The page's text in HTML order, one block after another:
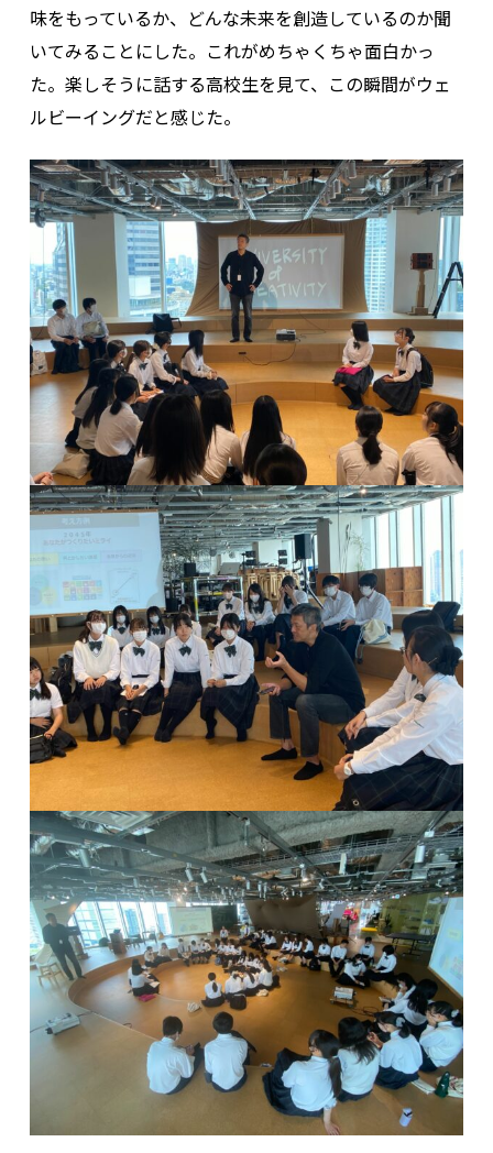
味をもっているか、どんな未来を創造しているのか聞
いてみることにした。これがめちゃくちゃ面白かっ
た。楽しそうに話する高校生を見て、この瞬間がウェ
ルビーイングだと感じた。